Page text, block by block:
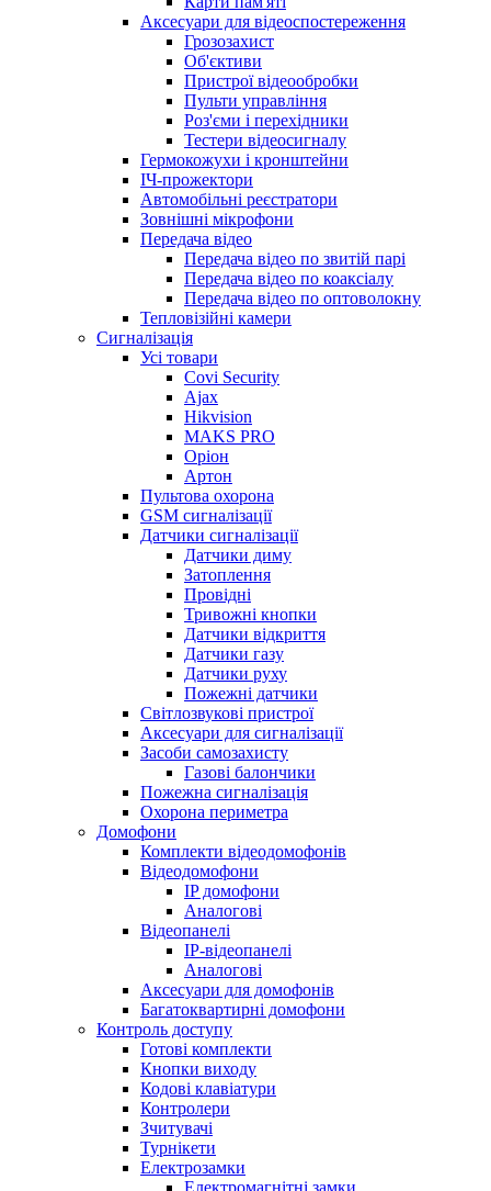
Аксесуари для відеоспостереження
Грозозахист
Об'єктиви
Пристрої відеообробки
Пульти управління
Роз'єми і перехідники
Тестери відеосигналу
Гермокожухи і кронштейни
ІЧ-прожектори
Автомобільні реєстратори
Зовнішні мікрофони
Передача відео
Передача відео по звитій парі
Передача відео по коаксіалу
Передача відео по оптоволокну
Тепловізійні камери
Cигналізація
Усі товари
Covi Security
Ajax
Hikvision
MAKS PRO
Оріон
Артон
Пультова охорона
GSM сигналізації
Датчики сигналізації
Датчики диму
Затоплення
Провідні
Тривожні кнопки
Датчики відкриття
Датчики газу
Датчики руху
Пожежні датчики
Світлозвукові пристрої
Аксесуари для сигналізації
Засоби самозахисту
Газові балончики
Пожежна сигналізація
Охорона периметра
Домофони
Комплекти відеодомофонів
Відеодомофони
IP домофони
Аналогові
Відеопанелі
IP-відеопанелі
Аналогові
Аксесуари для домофонів
Багатоквартирні домофони
Контроль доступу
Готові комплекти
Кнопки виходу
Кодові клавіатури
Контролери
Зчитувачі
Турнікети
Електрозамки
Електромагнітні замки